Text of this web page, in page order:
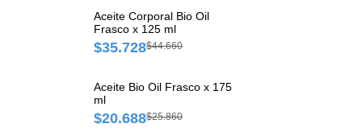
Aceite Corporal Bio Oil
Frasco x 125 ml
$35.728$44.660
Aceite Bio Oil Frasco x 175
ml
$20.688$25.860